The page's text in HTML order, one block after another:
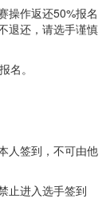
操作返还50%报名
退还，请选手谨慎
名。
人签到，不可由他
止进入选手签到